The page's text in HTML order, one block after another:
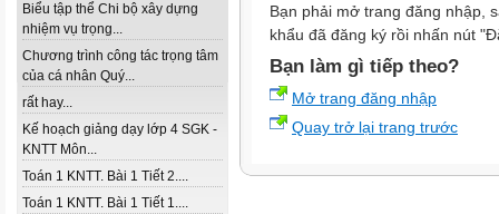
Biểu tập thể Chi bộ xây dựng
nhiệm vụ trọng...
Chương trình công tác trọng tâm
của cá nhân Quý...
rất hay...
Kế hoạch giảng dạy lớp 4 SGK -
KNTT Môn...
Toán 1 KNTT. Bài 1 Tiết 2....
Toán 1 KNTT. Bài 1 Tiết 1....
Bạn phải mở trang đăng nhập,
khẩu đã đăng ký rồi nhấn nút
Bạn làm gì tiếp theo?
Mở trang đăng nhập
Quay trở lại trang trước